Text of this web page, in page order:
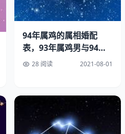
发生。但是，狗的直爽和牛
顺利的时候。不过，一般只要
。
字合吗
属狗和97年属牛的人，并不算
关系，因此不算是十分大吉的
94年属鸡的属相婚配
表，93年属鸡男与94年
属狗女婚配吗
28 阅读 2021-08-01